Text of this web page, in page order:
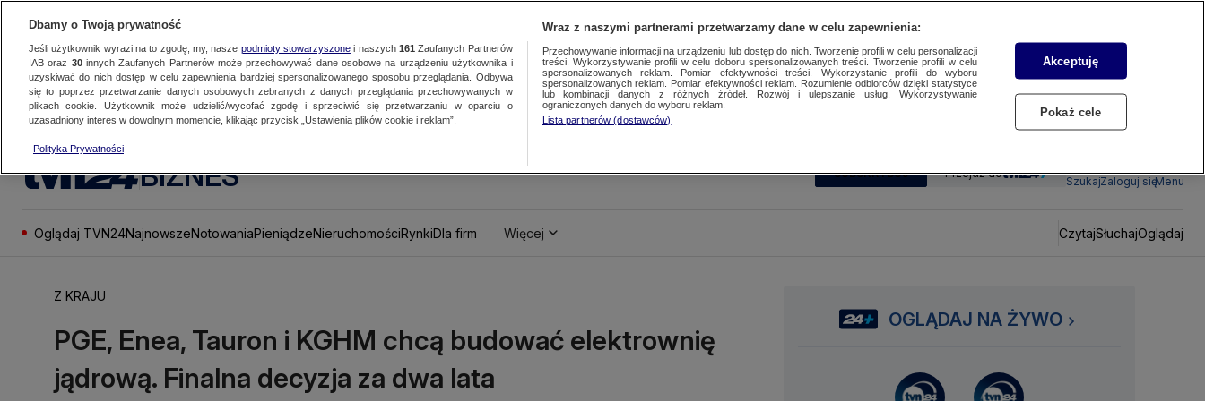
BIZNES SUBSKRYBUJ Przejdź do
SzukajZaloguj sięMenu
Oglądaj TVN24NajnowszeNotowaniaPieniądzeNieruchomościRynkiDla firm Więcej CzytajSłuchajOglądaj
Z KRAJU
PGE, Enea, Tauron i KGHM chcą budować elektrownię
jądrową. Finalna decyzja za dwa lata
OGLĄDAJ NA ŻYWO
Dbamy o Twoją prywatność
Jeśli użytkownik wyrazi na to zgodę, my, nasze podmioty stowarzyszonei naszych 161 Zaufanych Partnerów
IAB oraz 30innych Zaufanych Partnerów może przechowywać dane osobowe na urządzeniu użytkownika i
uzyskiwać do nich dostęp w celu zapewnienia bardziej spersonalizowanego sposobu przeglądania. Odbywa
się to poprzez przetwarzanie danych osobowych zebranych z danych przeglądania przechowywanych w
plikach cookie. Użytkownik może udzielić/wycofać zgodę i sprzeciwić się przetwarzaniu w oparciu o
uzasadniony interes w dowolnym momencie, klikając przycisk „Ustawienia plików cookie i reklam”.
Polityka Prywatności
Wraz z naszymi partnerami przetwarzamy dane w celu zapewnienia:
Przechowywanie informacji na urządzeniu lub dostęp do nich. Tworzenie profili w celu personalizacji
treści. Wykorzystywanie profili w celu doboru spersonalizowanych treści. Tworzenie profili w celu
spersonalizowanych reklam. Pomiar efektywności treści. Wykorzystanie profili do wyboru
spersonalizowanych reklam. Pomiar efektywności reklam. Rozumienie odbiorców dzięki statystyce
lub kombinacji danych z różnych źródeł. Rozwój i ulepszanie usług. Wykorzystywanie
ograniczonych danych do wyboru reklam.
Lista partnerów (dostawców)
Akceptuję
Pokaż cele